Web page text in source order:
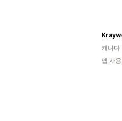
캐나다
앱 사